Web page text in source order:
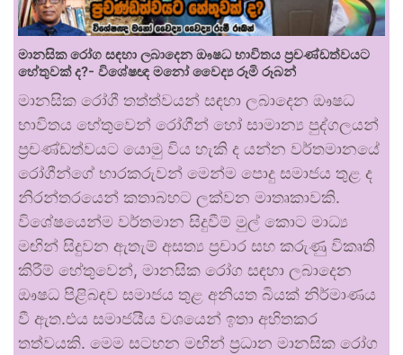
මානසික රෝග සඳහා ලබාදෙන ඖෂධ භාවිතය ප්‍රචණ්ඩත්වයට
හේතුවක් ද?- විශේෂඥ මනෝ වෛද්‍ය රූමි රූබන්
මානසික රෝගී තත්ත්වයන් සඳහා ලබාදෙන ඖෂධ
භාවිතය හේතුවෙන් රෝගීන් හෝ සාමාන්‍ය පුද්ගලයන්
ප්‍රචණ්ඩත්වයට යොමු විය හැකි ද යන්න වර්තමානයේ
රෝගීන්ගේ භාරකරුවන් මෙන්ම පොදු සමාජය තුළ ද
නිරන්තරයෙන් කතාබහට ලක්වන මාතෘකාවකි.
විශේෂයෙන්ම වර්තමාන සිදුවීම් මුල් කොට මාධ්‍ය
මඟින් සිදුවන ඇතැම් අසත්‍ය ප්‍රචාර සහ කරුණු විකෘති
කිරීම් හේතුවෙන්, මානසික රෝග සඳහා ලබාදෙන
ඖෂධ පිළිබඳව සමාජය තුළ අනියත බියක් නිර්මාණය
වී ඇත.එය සමාජයීය වශයෙන් ඉතා අහිතකර
තත්වයකි. මෙම සටහන මඟින් ප්‍රධාන මානසික රෝග